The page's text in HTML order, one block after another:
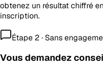
obtenez un résultat chiffré
inscription.
Étape 2 · Sans
Vous demandez